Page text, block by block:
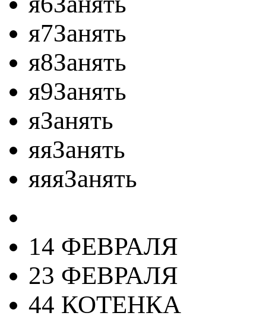
я7Занять
я8Занять
я9Занять
яЗанять
яяЗанять
яяяЗанять
14 ФЕВРАЛЯ
23 ФЕВРАЛЯ
44 КОТЕНКА